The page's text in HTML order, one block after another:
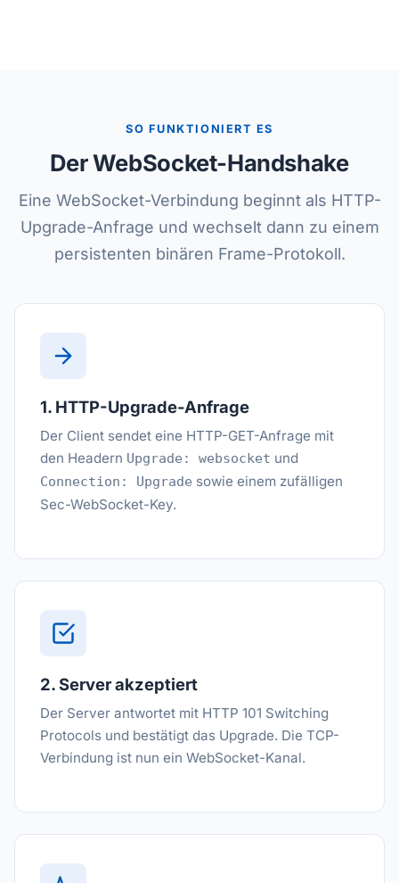
SO FUNKTIONIERT ES
Der WebSocket-Handshake
Eine WebSocket-Verbindung beginnt als HTTP-
Upgrade-Anfrage und wechselt dann zu einem
persistenten binären Frame-Protokoll.
1. HTTP-Upgrade-Anfrage
Der Client sendet eine HTTP-GET-Anfrage mit
den Headern Upgrade: websocket und
Connection: Upgrade sowie einem zufälligen
Sec-WebSocket-Key.
2. Server akzeptiert
Der Server antwortet mit HTTP 101 Switching
Protocols und bestätigt das Upgrade. Die TCP-
Verbindung ist nun ein WebSocket-Kanal.